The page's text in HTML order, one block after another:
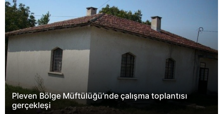
Pleven Bölge Müftülüğü’nde çalışma toplantısı
gerçekleşi